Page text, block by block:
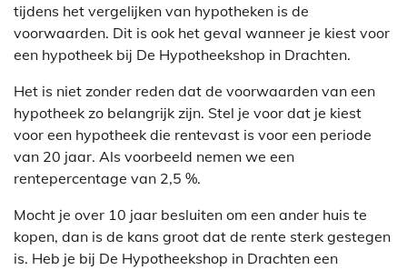
tijdens het vergelijken van hypotheken is de
voorwaarden. Dit is ook het geval wanneer je kiest voor
een hypotheek bij De Hypotheekshop in Drachten.
Het is niet zonder reden dat de voorwaarden van een
hypotheek zo belangrijk zijn. Stel je voor dat je kiest
voor een hypotheek die rentevast is voor een periode
van 20 jaar. Als voorbeeld nemen we een
rentepercentage van 2,5 %.
Mocht je over 10 jaar besluiten om een ander huis te
kopen, dan is de kans groot dat de rente sterk gestegen
is. Heb je bij De Hypotheekshop in Drachten een